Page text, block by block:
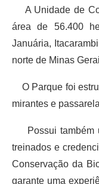
A Unidade de
área de 56.400
Januária,
norte de Minas
O Parque foi
mirantes e
Possui também
treinados e
Conservação da
garante uma